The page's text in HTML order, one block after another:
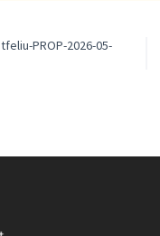
PROP-2026-05-